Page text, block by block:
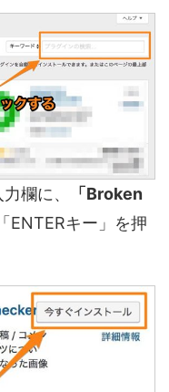
欄に、
「Broken
ENTERキー」を押